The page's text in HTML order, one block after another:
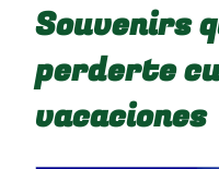
Souvenirs
perderte
vacaciones